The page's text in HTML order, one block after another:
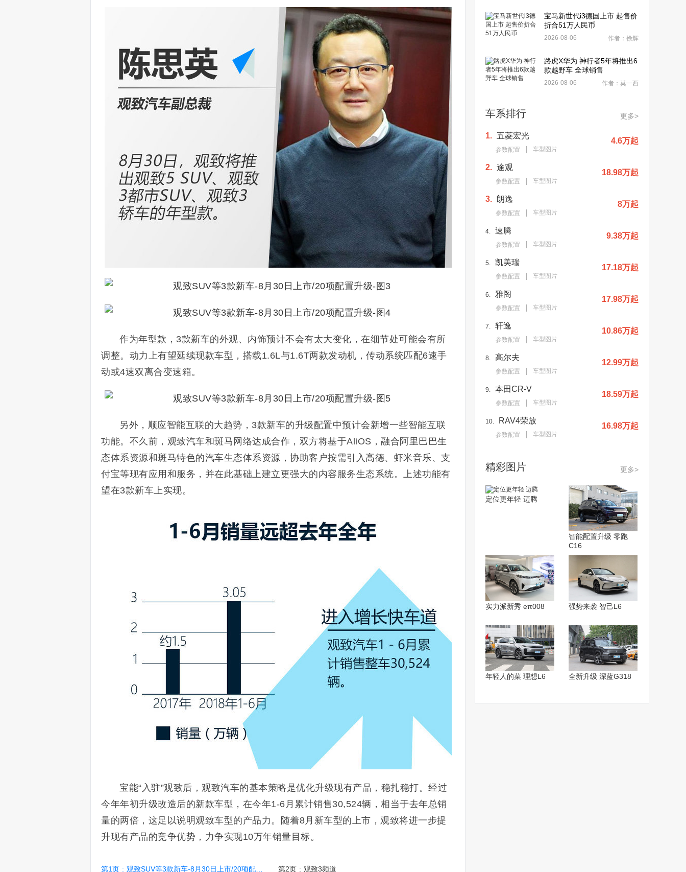
作为年型款，3款新车的外观、内饰预计不会有太大变化，在细节处可能会有所
调整。动力上有望延续现款车型，搭载1.6L与1.6T两款发动机，传动系统匹配6速手
动或4速双离合变速箱。
另外，顺应智能互联的大趋势，3款新车的升级配置中预计会新增一些智能互联
功能。不久前，观致汽车和斑马网络达成合作，双方将基于AliOS，融合阿里巴巴生
态体系资源和斑马特色的汽车生态体系资源，协助客户按需引入高德、虾米音乐、支
付宝等现有应用和服务，并在此基础上建立更强大的内容服务生态系统。上述功能有
望在3款新车上实现。
宝能“入驻”观致后，观致汽车的基本策略是优化升级现有产品，稳扎稳打。经过
今年年初升级改造后的新款车型，在今年1-6月累计销售30,524辆，相当于去年总销
量的两倍，这足以说明观致车型的产品力。随着8月新车型的上市，观致将进一步提
升现有产品的竞争优势，力争实现10万年销量目标。
第1页 : 观致SUV等3款新车-8月30日上市/20项配置升级 第2页 : 观致3频道
宝马新世代i3德国上市 起售价
折合51万人民币
2026-08-06 作者：徐辉
路虎X华为 神行者5年将推出6
款越野车 全球销售
2026-08-06 作者：莫一西
车系排行 更多>
1. 五菱宏光
参数配置 车型图片
4.6万起
2. 途观
参数配置 车型图片
18.98万起
3. 朗逸
参数配置 车型图片
8万起
4. 速腾
参数配置 车型图片
9.38万起
5. 凯美瑞
参数配置 车型图片
17.18万起
6. 雅阁
参数配置 车型图片
17.98万起
7. 轩逸
参数配置 车型图片
10.86万起
8. 高尔夫
参数配置 车型图片
12.99万起
9. 本田CR-V
参数配置 车型图片
18.59万起
10. RAV4荣放
参数配置 车型图片
16.98万起
精彩图片 更多>
定位更年轻 迈腾
智能配置升级 零跑
C16
实力派新秀 eπ008 强势来袭 智己L6
年轻人的菜 理想L6 全新升级 深蓝G318